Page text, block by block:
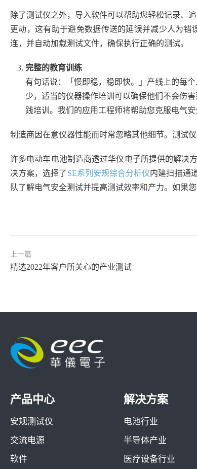
除了测试仪之外，导入软件可以帮助您轻松记录、
更动，这有助于避免数据传送的延误并减少人为错
连，并自动加载测试文件，确保执行正确的测试。
完整的教育训练
有句话说：「慢即稳，稳即快。」产线上的每
少，适当的仪器操作培训可以确保他们不会伤
践培训。我们的应用工程师将帮助您克服电气安
制造商因在意仪器性能而时常忽略其他细节。测试
许多电动车电池制造商透过华仪电子所提供的解决
决方案，选择了 SE系列安规综合分析仪内建扫描通
队了解电气安全测试并提高测试效率和产力。如果
上一篇
精选2022年客户所关心的产业测试
产品中心
安规测试仪
交流电源
软件
解决方案
电池行业
半导体产业
医疗设备行业